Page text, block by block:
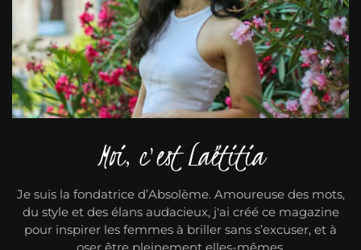
Moi, c'est Laëtitia
Je suis la fondatrice d’Absolème. Amoureuse des mots,
du style et des élans audacieux, j'ai créé ce magazine
pour inspirer les femmes à briller sans s’excuser, et à